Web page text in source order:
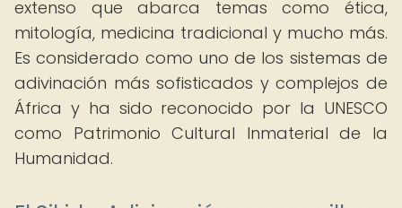
extenso que abarca temas como ética,
mitología, medicina tradicional y mucho más.
Es considerado como uno de los sistemas de
adivinación más sofisticados y complejos de
África y ha sido reconocido por la UNESCO
como Patrimonio Cultural Inmaterial de la
Humanidad.